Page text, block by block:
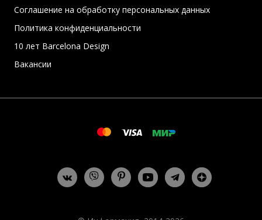
Соглашение на обработку персональных данных
Политика конфиденциальности
10 лет Barcelona Design
Вакансии